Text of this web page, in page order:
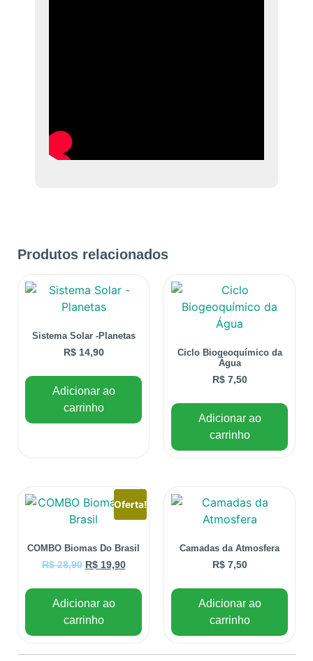
Produtos relacionados
Sistema Solar -Planetas
R$14,90
Adicionar ao
carrinho
Ciclo Biogeoquímico da
Água
R$7,50
Adicionar ao
carrinho
Oferta!
COMBO Biomas Do Brasil
R$28,90 R$19,90
Adicionar ao
carrinho
Camadas da Atmosfera
R$7,50
Adicionar ao
carrinho